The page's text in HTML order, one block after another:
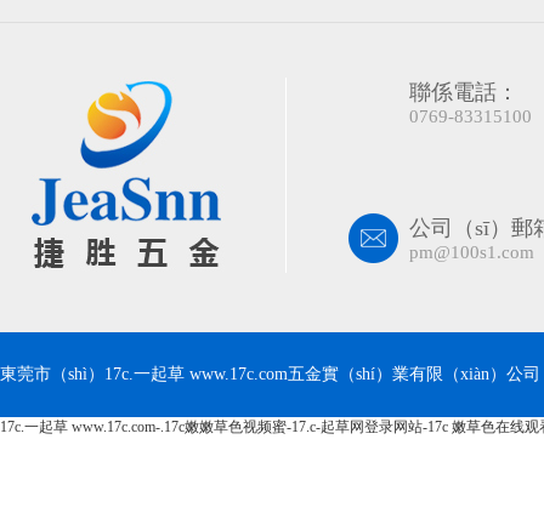
聯係電話：
0769-83315100
公司（sī）郵
pm@100s1.com
東莞市（shì）17c.一起草 www.17c.com五金實（shí）業有限（xiàn）公
17c.一起草 www.17c.com-.17c嫩嫩草色视频蜜-17.c-起草网登录网站-17c 嫩草色在线观